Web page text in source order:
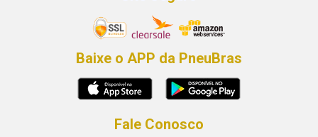
Baixe o APP da PneuBras
Fale Conosco